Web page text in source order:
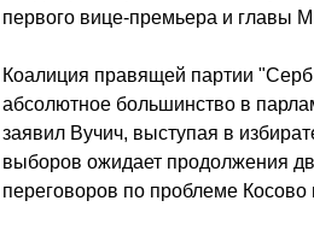
первого вице-премьера и главы
Коалиция правящей партии
абсолютное большинство в
заявил Вучич, выступая в
выборов ожидает продолжения
переговоров по проблеме Косово